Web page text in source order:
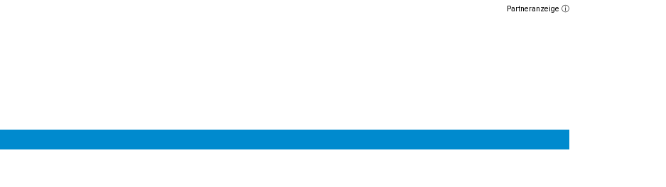
Partneranzeige ⓘ